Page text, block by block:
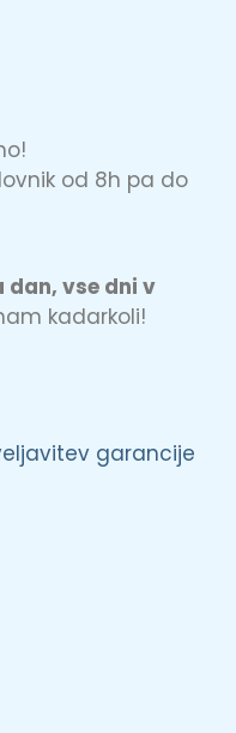
od 8h pa do
dan, vse dni v
kadarkoli!
garancije